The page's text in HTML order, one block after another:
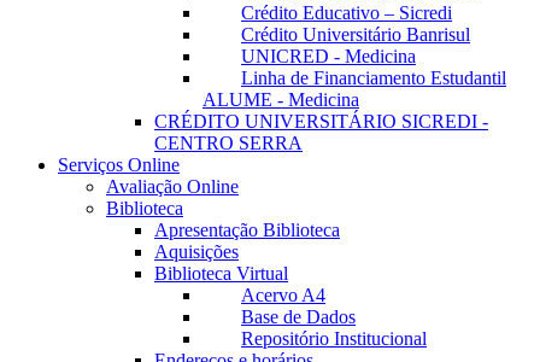
Crédito Educativo – Sicredi
Crédito Universitário Banrisul
UNICRED - Medicina
Linha de Financiamento Estudantil
ALUME - Medicina
CRÉDITO UNIVERSITÁRIO SICREDI -
CENTRO SERRA
Serviços Online
Avaliação Online
Biblioteca
Apresentação Biblioteca
Aquisições
Biblioteca Virtual
Acervo A4
Base de Dados
Repositório Institucional